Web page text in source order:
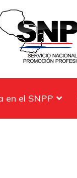
en el SNPP